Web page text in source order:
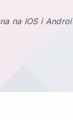
na IOS i